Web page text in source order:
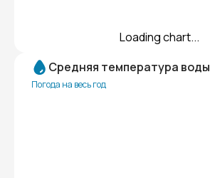
Loading chart...
Средняя температура воды
Погода на весь год